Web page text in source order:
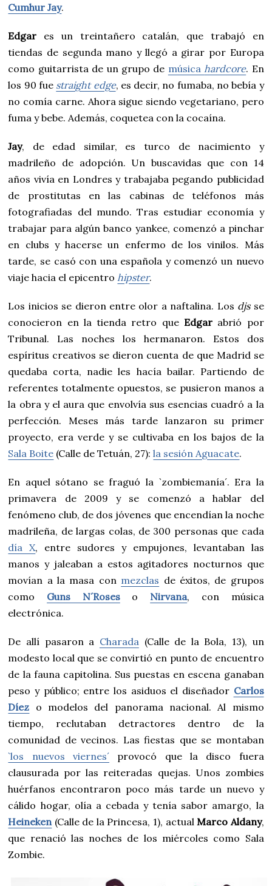
Cumhur Jay.
Edgar es un treintañero catalán, que trabajó en
tiendas de segunda mano y llegó a girar por Europa
como guitarrista de un grupo de música hardcore. En
los 90 fue straight edge, es decir, no fumaba, no bebía y
no comía carne. Ahora sigue siendo vegetariano, pero
fuma y bebe. Además, coquetea con la cocaína.
Jay, de edad similar, es turco de nacimiento y
madrileño de adopción. Un buscavidas que con 14
años vivía en Londres y trabajaba pegando publicidad
de prostitutas en las cabinas de teléfonos más
fotografiadas del mundo. Tras estudiar economía y
trabajar para algún banco yankee, comenzó a pinchar
en clubs y hacerse un enfermo de los vinilos. Más
tarde, se casó con una española y comenzó un nuevo
viaje hacia el epicentro hipster.
Los inicios se dieron entre olor a naftalina. Los djsse
conocieron en la tienda retro que Edgar abrió por
Tribunal. Las noches los hermanaron. Estos dos
espíritus creativos se dieron cuenta de que Madrid se
quedaba corta, nadie les hacía bailar. Partiendo de
referentes totalmente opuestos, se pusieron manos a
la obra y el aura que envolvía sus esencias cuadró a la
perfección. Meses más tarde lanzaron su primer
proyecto, era verde y se cultivaba en los bajos de la
Sala Boite (Calle de Tetuán, 27):la sesión Aguacate.
En aquel sótano se fraguó la `zombiemanía´. Era la
primavera de 2009 y se comenzó a hablar del
fenómeno club, de dos jóvenes que encendían la noche
madrileña, de largas colas, de 300 personas que cada
día X, entre sudores y empujones, levantaban las
manos y jaleaban a estos agitadores nocturnos que
movían a la masa con mezclas de éxitos, de grupos
como Guns N´Roseso Nirvana, con música
electrónica.
De allí pasaron a Charada (Calle de la Bola, 13), un
modesto local que se convirtió en punto de encuentro
de la fauna capitolina. Sus puestas en escena ganaban
peso y público; entre los asiduos el diseñador Carlos
Díez o modelos del panorama nacional. Al mismo
tiempo, reclutaban detractores dentro de la
comunidad de vecinos. Las fiestas que se montaban
`los nuevos viernes´ provocó que la disco fuera
clausurada por las reiteradas quejas. Unos zombies
huérfanos encontraron poco más tarde un nuevo y
cálido hogar, olía a cebada y tenía sabor amargo, la
Heineken (Calle de la Princesa, 1), actual Marco Aldany,
que renació las noches de los miércoles como Sala
Zombie.